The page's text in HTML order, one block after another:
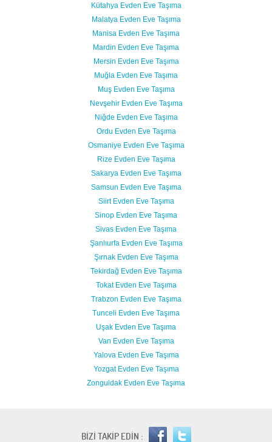
Kütahya Evden Eve Taşıma
Malatya Evden Eve Taşıma
Manisa Evden Eve Taşıma
Mardin Evden Eve Taşıma
Mersin Evden Eve Taşıma
Muğla Evden Eve Taşıma
Muş Evden Eve Taşıma
Nevşehir Evden Eve Taşıma
Niğde Evden Eve Taşıma
Ordu Evden Eve Taşıma
Osmaniye Evden Eve Taşıma
Rize Evden Eve Taşıma
Sakarya Evden Eve Taşıma
Samsun Evden Eve Taşıma
Siirt Evden Eve Taşıma
Sinop Evden Eve Taşıma
Sivas Evden Eve Taşıma
Şanlıurfa Evden Eve Taşıma
Şırnak Evden Eve Taşıma
Tekirdağ Evden Eve Taşıma
Tokat Evden Eve Taşıma
Trabzon Evden Eve Taşıma
Tunceli Evden Eve Taşıma
Uşak Evden Eve Taşıma
Van Evden Eve Taşıma
Yalova Evden Eve Taşıma
Yozgat Evden Eve Taşıma
Zonguldak Evden Eve Taşıma
BİZİ TAKİP EDİN :